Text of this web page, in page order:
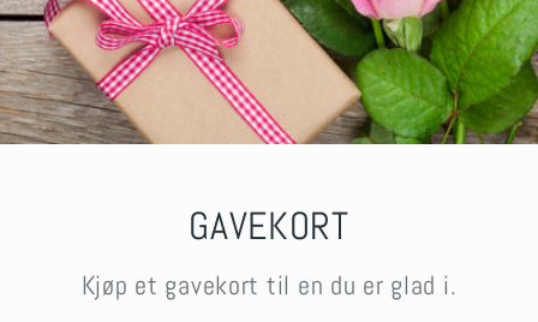
GAVEKORT
Kjøp et gavekort til en du er glad i.